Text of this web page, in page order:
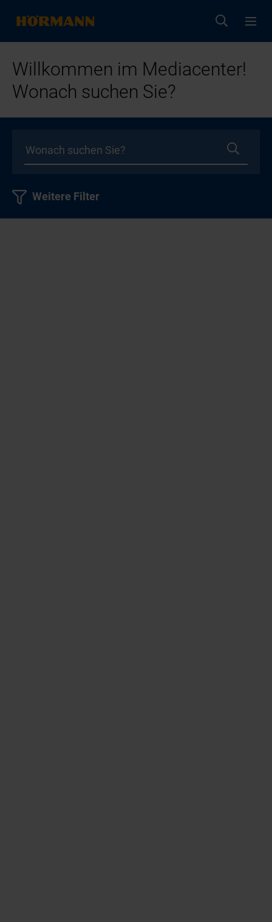
Willkommen im Mediacenter!
Wonach suchen Sie?
Weitere Filter